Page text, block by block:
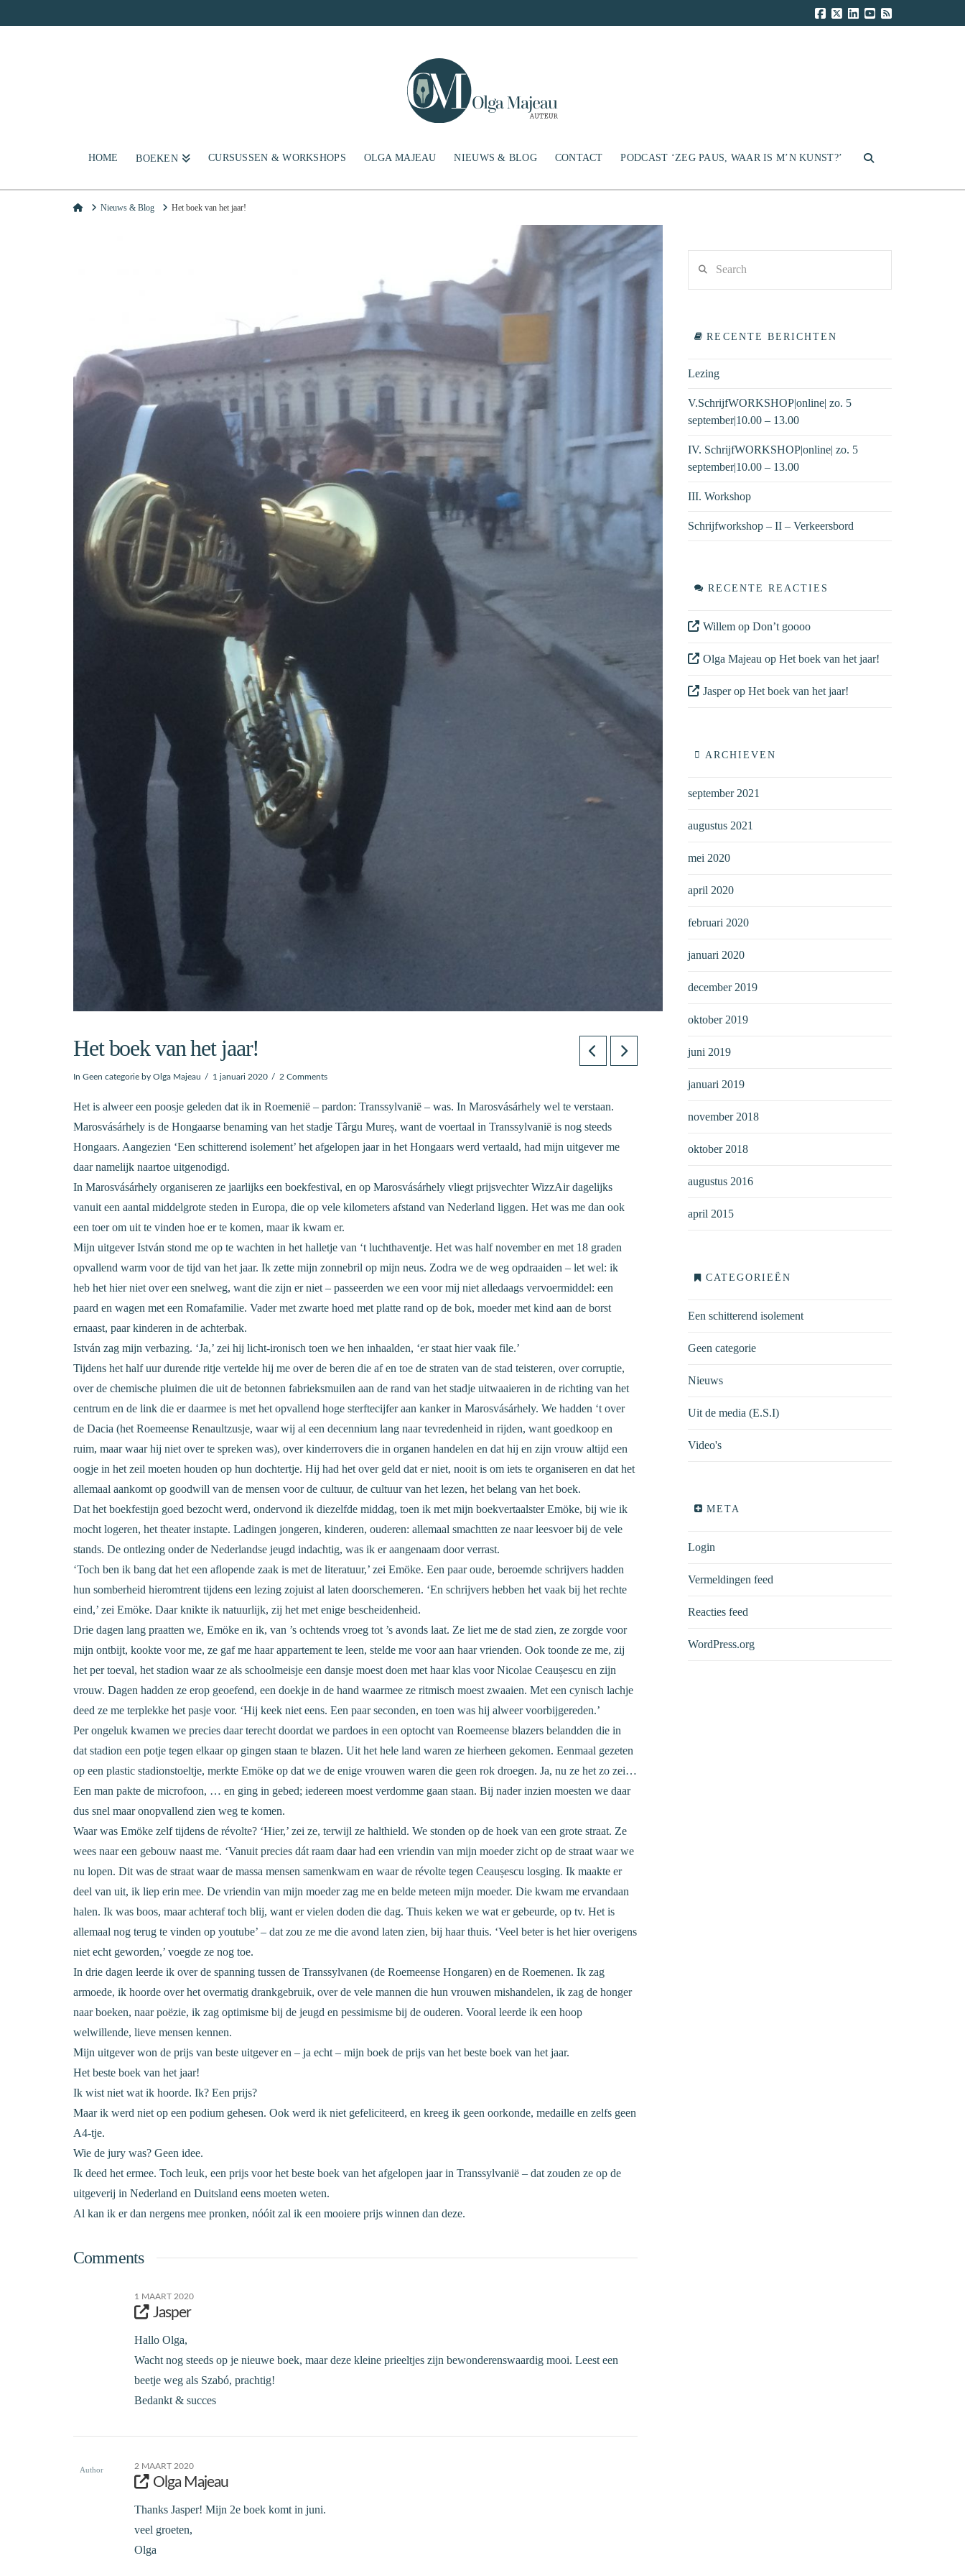
HOME BOEKEN CURSUSSEN & WORKSHOPS OLGA MAJEAU NIEUWS & BLOG CONTACT PODCAST ‘ZEG PAUS, WAAR IS M’N KUNST?’
HomeNieuws & Blog Het boek van het jaar!
Het boek van het jaar!
In Geen categorie by Olga Majeau 1 januari 2020 2 Comments
Het is alweer een poosje geleden dat ik in Roemenië – pardon: Transsylvanië – was. In Marosvásárhely wel te verstaan.
Marosvásárhely is de Hongaarse benaming van het stadje Târgu Mureș, want de voertaal in Transsylvanië is nog steeds
Hongaars. Aangezien ‘Een schitterend isolement’ het afgelopen jaar in het Hongaars werd vertaald, had mijn uitgever me
daar namelijk naartoe uitgenodigd.
In Marosvásárhely organiseren ze jaarlijks een boekfestival, en op Marosvásárhely vliegt prijsvechter WizzAir dagelijks
vanuit een aantal middelgrote steden in Europa, die op vele kilometers afstand van Nederland liggen. Het was me dan ook
een toer om uit te vinden hoe er te komen, maar ik kwam er.
Mijn uitgever István stond me op te wachten in het halletje van ‘t luchthaventje. Het was half november en met 18 graden
opvallend warm voor de tijd van het jaar. Ik zette mijn zonnebril op mijn neus. Zodra we de weg opdraaiden – let wel: ik
heb het hier niet over een snelweg, want die zijn er niet – passeerden we een voor mij niet alledaags vervoermiddel: een
paard en wagen met een Romafamilie. Vader met zwarte hoed met platte rand op de bok, moeder met kind aan de borst
ernaast, paar kinderen in de achterbak.
István zag mijn verbazing. ‘Ja,’ zei hij licht-ironisch toen we hen inhaalden, ‘er staat hier vaak file.’
Tijdens het half uur durende ritje vertelde hij me over de beren die af en toe de straten van de stad teisteren, over corruptie,
over de chemische pluimen die uit de betonnen fabrieksmuilen aan de rand van het stadje uitwaaieren in de richting van het
centrum en de link die er daarmee is met het opvallend hoge sterftecijfer aan kanker in Marosvásárhely. We hadden ‘t over
de Dacia (het Roemeense Renaultzusje, waar wij al een decennium lang naar tevredenheid in rijden, want goedkoop en
ruim, maar waar hij niet over te spreken was), over kinderrovers die in organen handelen en dat hij en zijn vrouw altijd een
oogje in het zeil moeten houden op hun dochtertje. Hij had het over geld dat er niet, nooit is om iets te organiseren en dat het
allemaal aankomt op goodwill van de mensen voor de cultuur, de cultuur van het lezen, het belang van het boek.
Dat het boekfestijn goed bezocht werd, ondervond ik diezelfde middag, toen ik met mijn boekvertaalster Emöke, bij wie ik
mocht logeren, het theater instapte. Ladingen jongeren, kinderen, ouderen: allemaal smachtten ze naar leesvoer bij de vele
stands. De ontlezing onder de Nederlandse jeugd indachtig, was ik er aangenaam door verrast.
‘Toch ben ik bang dat het een aflopende zaak is met de literatuur,’ zei Emöke. Een paar oude, beroemde schrijvers hadden
hun somberheid hieromtrent tijdens een lezing zojuist al laten doorschemeren. ‘En schrijvers hebben het vaak bij het rechte
eind,’ zei Emöke. Daar knikte ik natuurlijk, zij het met enige bescheidenheid.
Drie dagen lang praatten we, Emöke en ik, van ’s ochtends vroeg tot ’s avonds laat. Ze liet me de stad zien, ze zorgde voor
mijn ontbijt, kookte voor me, ze gaf me haar appartement te leen, stelde me voor aan haar vrienden. Ook toonde ze me, zij
het per toeval, het stadion waar ze als schoolmeisje een dansje moest doen met haar klas voor Nicolae Ceaușescu en zijn
vrouw. Dagen hadden ze erop geoefend, een doekje in de hand waarmee ze ritmisch moest zwaaien. Met een cynisch lachje
deed ze me terplekke het pasje voor. ‘Hij keek niet eens. Een paar seconden, en toen was hij alweer voorbijgereden.’
Per ongeluk kwamen we precies daar terecht doordat we pardoes in een optocht van Roemeense blazers belandden die in
dat stadion een potje tegen elkaar op gingen staan te blazen. Uit het hele land waren ze hierheen gekomen. Eenmaal gezeten
op een plastic stadionstoeltje, merkte Emöke op dat we de enige vrouwen waren die geen rok droegen. Ja, nu ze het zo zei…
Een man pakte de microfoon, … en ging in gebed; iedereen moest verdomme gaan staan. Bij nader inzien moesten we daar
dus snel maar onopvallend zien weg te komen.
Waar was Emöke zelf tijdens de révolte? ‘Hier,’ zei ze, terwijl ze halthield. We stonden op de hoek van een grote straat. Ze
wees naar een gebouw naast me. ‘Vanuit precies dát raam daar had een vriendin van mijn moeder zicht op de straat waar we
nu lopen. Dit was de straat waar de massa mensen samenkwam en waar de révolte tegen Ceaușescu losging. Ik maakte er
deel van uit, ik liep erin mee. De vriendin van mijn moeder zag me en belde meteen mijn moeder. Die kwam me ervandaan
halen. Ik was boos, maar achteraf toch blij, want er vielen doden die dag. Thuis keken we wat er gebeurde, op tv. Het is
allemaal nog terug te vinden op youtube’ – dat zou ze me die avond laten zien, bij haar thuis. ‘Veel beter is het hier overigens
niet echt geworden,’ voegde ze nog toe.
In drie dagen leerde ik over de spanning tussen de Transsylvanen (de Roemeense Hongaren) en de Roemenen. Ik zag
armoede, ik hoorde over het overmatig drankgebruik, over de vele mannen die hun vrouwen mishandelen, ik zag de honger
naar boeken, naar poëzie, ik zag optimisme bij de jeugd en pessimisme bij de ouderen. Vooral leerde ik een hoop
welwillende, lieve mensen kennen.
Mijn uitgever won de prijs van beste uitgever en – ja echt – mijn boek de prijs van het beste boek van het jaar.
Het beste boek van het jaar!
Ik wist niet wat ik hoorde. Ik? Een prijs?
Maar ik werd niet op een podium gehesen. Ook werd ik niet gefeliciteerd, en kreeg ik geen oorkonde, medaille en zelfs geen
A4-tje.
Wie de jury was? Geen idee.
Ik deed het ermee. Toch leuk, een prijs voor het beste boek van het afgelopen jaar in Transsylvanië – dat zouden ze op de
uitgeverij in Nederland en Duitsland eens moeten weten.
Al kan ik er dan nergens mee pronken, nóóit zal ik een mooiere prijs winnen dan deze.
Comments
1 MAART 2020
Jasper
Hallo Olga,
Wacht nog steeds op je nieuwe boek, maar deze kleine prieeltjes zijn bewonderenswaardig mooi. Leest een
beetje weg als Szabó, prachtig!
Bedankt & succes
Author 2 MAART 2020
Olga Majeau
Thanks Jasper! Mijn 2e boek komt in juni.
veel groeten,
Olga
RECENTE BERICHTEN
Lezing
V.SchrijfWORKSHOP|online| zo. 5
september|10.00 – 13.00
IV. SchrijfWORKSHOP|online| zo. 5
september|10.00 – 13.00
III. Workshop
Schrijfworkshop – II – Verkeersbord
RECENTE REACTIES
Willemop Don’t goooo
Olga Majeau op Het boek van het jaar!
Jasperop Het boek van het jaar!
ARCHIEVEN
september 2021
augustus 2021
mei 2020
april 2020
februari 2020
januari 2020
december 2019
oktober 2019
juni 2019
januari 2019
november 2018
oktober 2018
augustus 2016
april 2015
CATEGORIEËN
Een schitterend isolement
Geen categorie
Nieuws
Uit de media (E.S.I)
Video's
META
Login
Vermeldingen feed
Reacties feed
WordPress.org